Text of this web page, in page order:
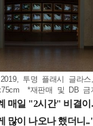
투명 플래시 글라
*재판매 및 DB 금